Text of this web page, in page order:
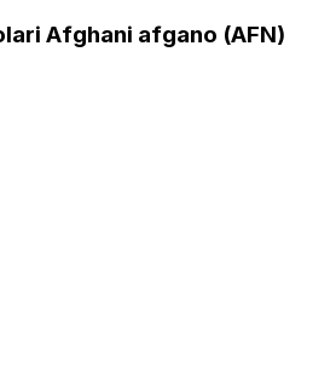
Afghani afgano (AFN)